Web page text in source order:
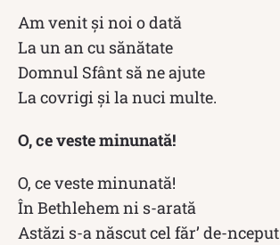
Am venit şi noi o dată
La un an cu sănătate
Domnul Sfânt să ne ajute
La covrigi şi la nuci multe.
O, ce veste minunată!
O, ce veste minunată!
În Bethlehem ni s-arată
Astăzi s-a născut cel făr’ de-nceput